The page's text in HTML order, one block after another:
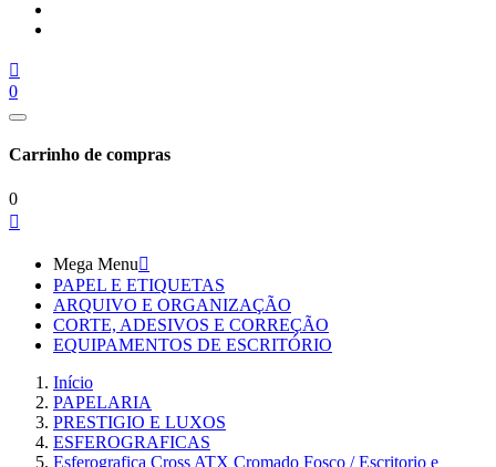

0
Carrinho de compras
0

Mega Menu
PAPEL E ETIQUETAS
ARQUIVO E ORGANIZAÇÃO
CORTE, ADESIVOS E CORREÇÃO
EQUIPAMENTOS DE ESCRITÓRIO
Início
PAPELARIA
PRESTIGIO E LUXOS
ESFEROGRAFICAS
Esferografica Cross ATX Cromado Fosco / Escritorio e